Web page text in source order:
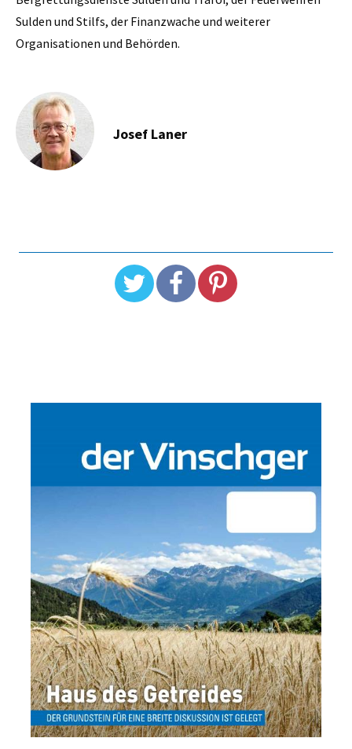
Sulden und Stilfs, der Finanzwache und weiterer
Organisationen und Behörden.
Josef Laner